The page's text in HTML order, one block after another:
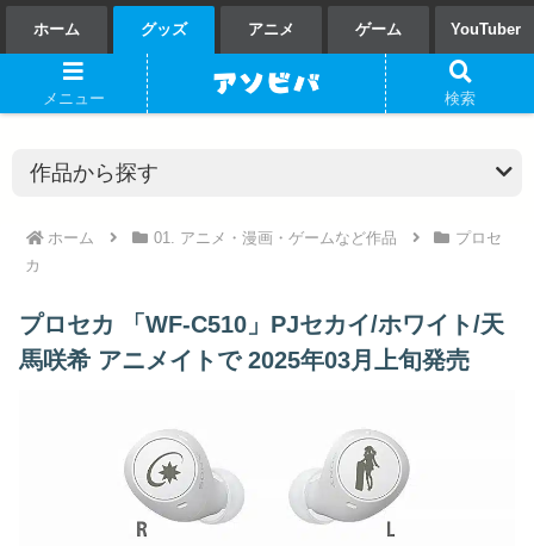
ホーム グッズ アニメ ゲーム YouTuber
ホーム 01. アニメ・漫画・ゲームなど作品
プロセ
カ
プロセカ 「WF-C510」PJセカイ/ホワイト/天
馬咲希 アニメイトで 2025年03月上旬発売
メニュー 検索